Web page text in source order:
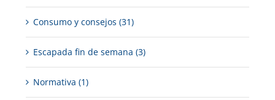
Consumo y consejos (31)
Escapada fin de semana (3)
Normativa (1)